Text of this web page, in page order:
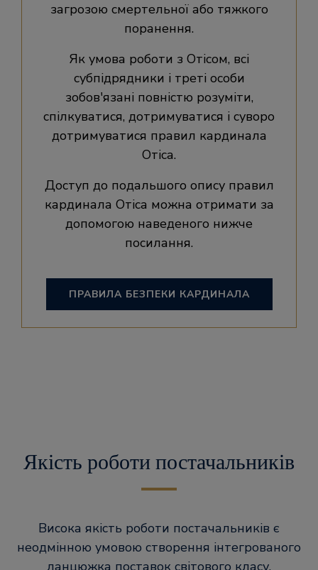
загрозою смертельної або тяжкого
поранення.
Як умова роботи з Отісом, всі
субпідрядники і треті особи
зобов'язані повністю розуміти,
спілкуватися, дотримуватися і суворо
дотримуватися правил кардинала
Отіса.
Доступ до подальшого опису правил
кардинала Отіса можна отримати за
допомогою наведеного нижче
посилання.
ПРАВИЛА БЕЗПЕКИ КАРДИНАЛА
Якість роботи постачальників
Висока якість роботи постачальників є
неодмінною умовою створення інтегрованого
ланцюжка поставок світового класу.